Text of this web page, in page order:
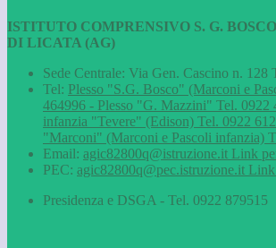
ISTITUTO COMPRENSIVO S. G.
DI LICATA (AG)
Sede Centrale: Via Gen. Cascino n. 128
Tel: Plesso "S.G. Bosco" (Marconi e
464996 - Plesso "G. Mazzini" Tel. 0922
infanzia "Tevere" (Edison) Tel. 0922
"Marconi" (Marconi e Pascoli infanzia)
Email: agic82800q@istruzione.it Link
PEC: agic82800q@pec.istruzione.it Link
Presidenza e DSGA - Tel. 0922 879515